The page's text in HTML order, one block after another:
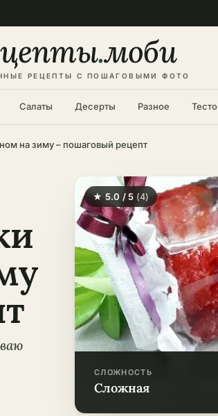
.моби
РЕЦЕПТЫ С ПОШАГОВЫМИ ФОТО
Салаты Десерты Разное Тесто
на зиму – пошаговый рецепт
★ 5.0 / 5 (4)
СЛОЖНОСТЬ
сложная